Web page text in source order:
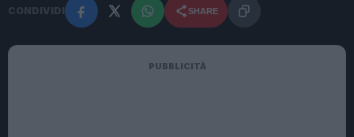
CONDIVIDI SHARE
PUBBLICITÀ